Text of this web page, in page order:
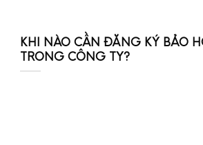
KHI NÀO CẦN ĐĂNG KÝ BẢO
TRONG CÔNG TY?